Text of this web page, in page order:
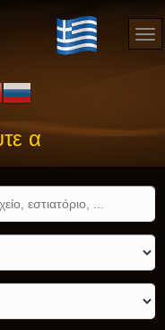
αυτό που